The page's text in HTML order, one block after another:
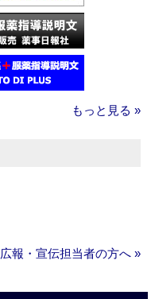
もっと見る »
広報・宣伝担当者の方へ »